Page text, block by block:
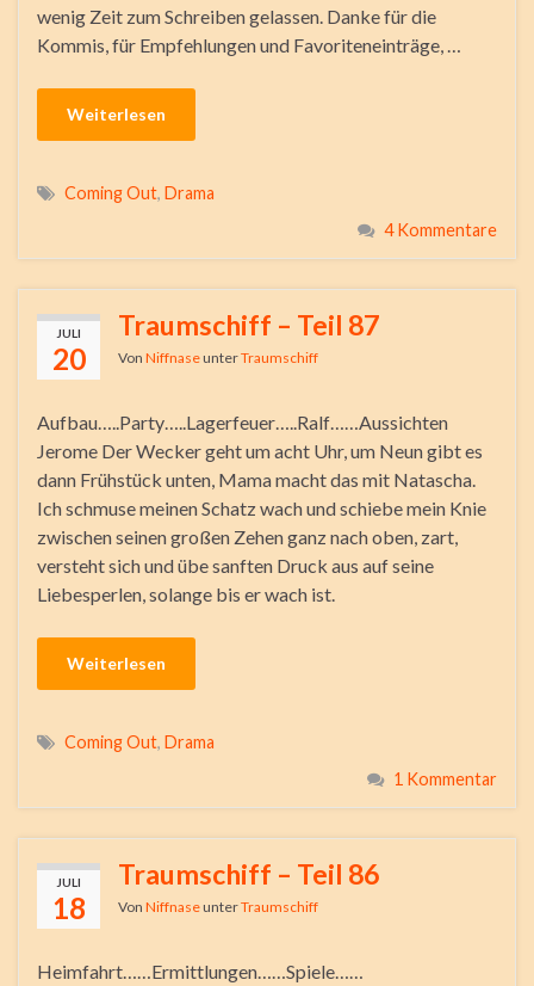
wenig Zeit zum Schreiben gelassen. Danke für die
Kommis, für Empfehlungen und Favoriteneinträge, …
Weiterlesen
Coming Out, Drama
4 Kommentare
JULI
20
Traumschiff – Teil 87
Von NiffnaseunterTraumschiff
Aufbau…..Party…..Lagerfeuer…..Ralf……Aussichten
Jerome Der Wecker geht um acht Uhr, um Neun gibt es
dann Frühstück unten, Mama macht das mit Natascha.
Ich schmuse meinen Schatz wach und schiebe mein Knie
zwischen seinen großen Zehen ganz nach oben, zart,
versteht sich und übe sanften Druck aus auf seine
Liebesperlen, solange bis er wach ist.
Weiterlesen
Coming Out, Drama
1 Kommentar
JULI
18
Traumschiff – Teil 86
Von NiffnaseunterTraumschiff
Heimfahrt……Ermittlungen……Spiele……